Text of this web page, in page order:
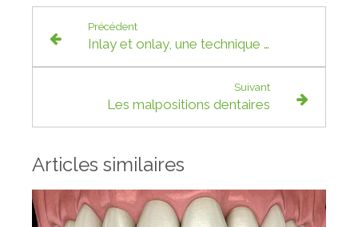
Précédent
Inlay et onlay, une technique conservatrice
Suivant
Les malpositions dentaires
Articles similaires